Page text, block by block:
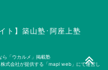
ト】築山塾･阿座上塾
ら「ウカルメ」掲載塾
式会社が提供する「mapl web」にて運営し